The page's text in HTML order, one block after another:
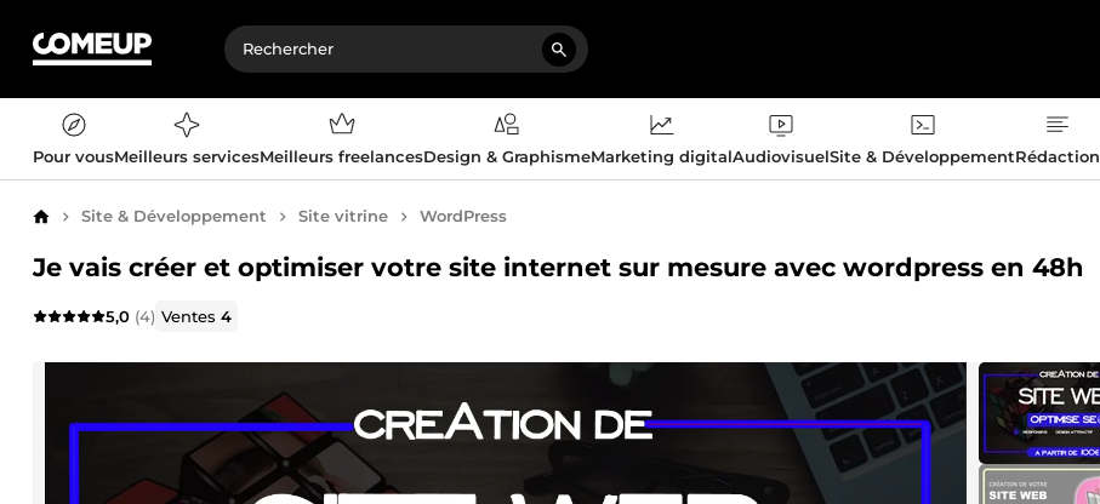
Pour vousMeilleurs servicesMeilleurs freelancesDesign & GraphismeMarketing digitalAudiovisuelSite & DéveloppementRédaction
AccueilSite & Développement Site vitrine WordPress
Je vais créer et optimiser votre site internet sur mesure avec wordpress en 48h
5,0 (4) Ventes4